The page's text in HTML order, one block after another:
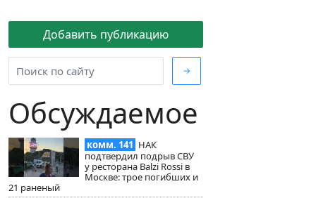
Добавить публикацию
→
Обсуждаемое
комм. 141 НАК
подтвердил подрыв СВУ
у ресторана Balzi Rossi в
Москве: трое погибших и
21 раненый